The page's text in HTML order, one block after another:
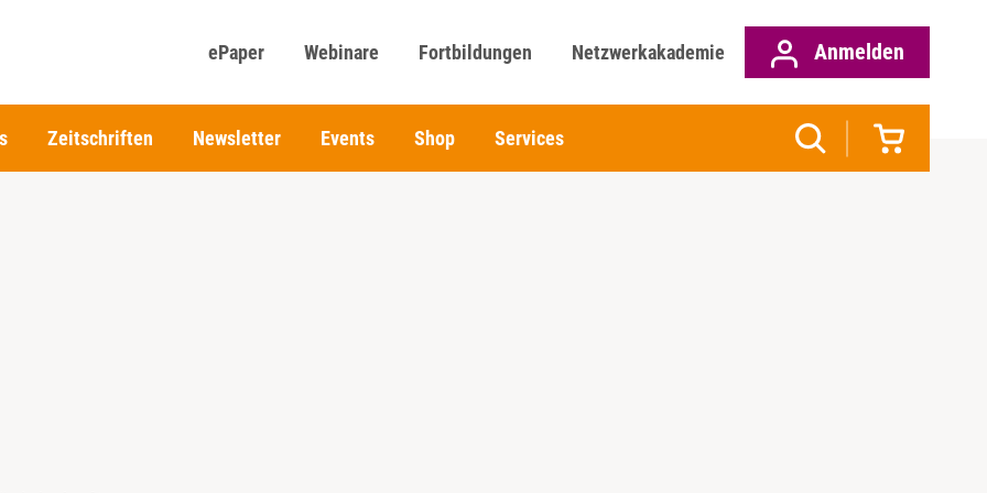
ePaper Webinare Fortbildungen Netzwerkakademie Anmelden
Zeitschriften Newsletter Events Shop Services